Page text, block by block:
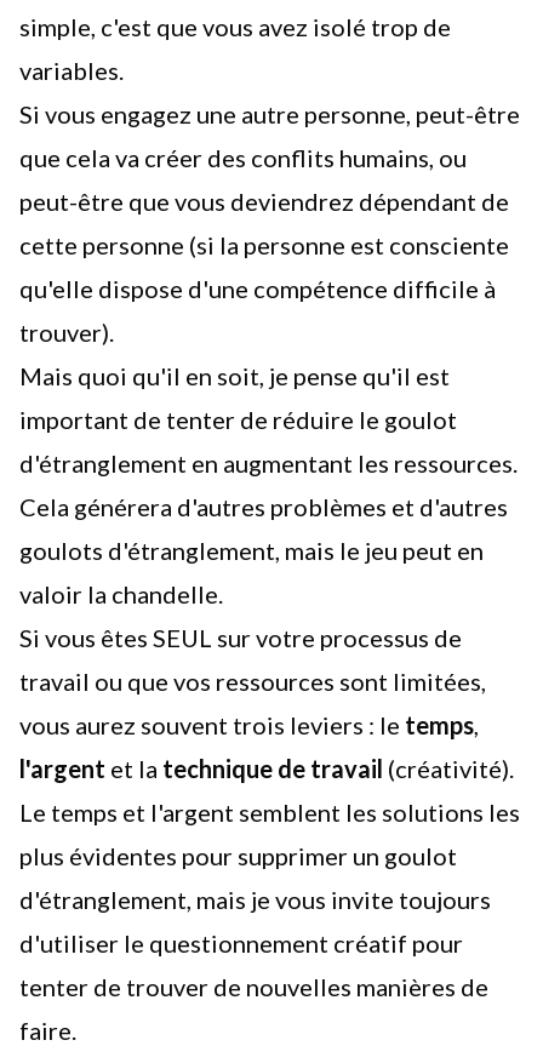
simple, c'est que vous avez isolé trop de
variables.
Si vous engagez une autre personne, peut-être
que cela va créer des conflits humains, ou
peut-être que vous deviendrez dépendant de
cette personne (si la personne est consciente
qu'elle dispose d'une compétence difficile à
trouver).
Mais quoi qu'il en soit, je pense qu'il est
important de tenter de réduire le goulot
d'étranglement en augmentant les ressources.
Cela générera d'autres problèmes et d'autres
goulots d'étranglement, mais le jeu peut en
valoir la chandelle.
Si vous êtes SEUL sur votre processus de
travail ou que vos ressources sont limitées,
vous aurez souvent trois leviers : le temps,
l'argent et la technique de travail (créativité).
Le temps et l'argent semblent les solutions les
plus évidentes pour supprimer un goulot
d'étranglement, mais je vous invite toujours
d'utiliser le questionnement créatif pour
tenter de trouver de nouvelles manières de
faire.